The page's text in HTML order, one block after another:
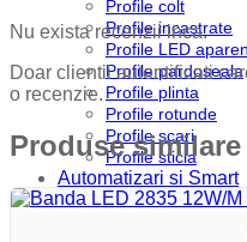
Profile colt
Profile incastrate
Profile LED
Profile pardoseala
Profile plinta
Profile rotunde
Profile scari
Profile sticla
Automatizari si Smart
Smart Wheel
Nu exista recenzii inca.
Doar clientii autentificati
o recenzie.
Produse similare